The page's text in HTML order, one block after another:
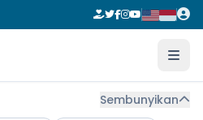
Sembunyikan